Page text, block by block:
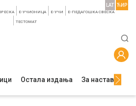
E-УЧИОНИЦА E-УЧИ Е-ПЕДАГОШКА СВЕСКА
TЕСТОМАТ
LAT ЋИР
Остала издања За наставнике